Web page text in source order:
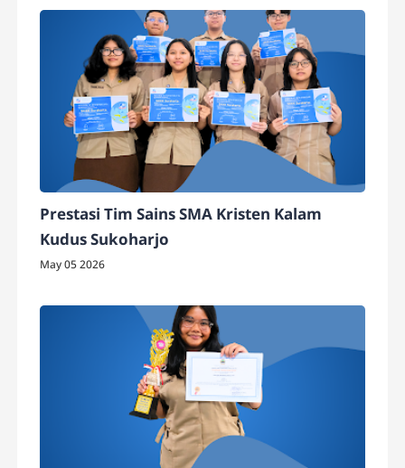
Prestasi Tim Sains SMA Kristen Kalam
Kudus Sukoharjo
May 05 2026